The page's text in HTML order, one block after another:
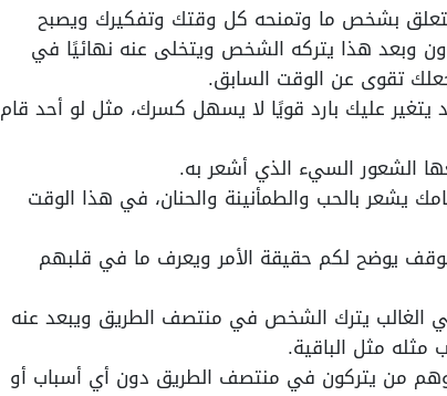
تتعلق بشخص ما وتمنحه كل وقتك وتفكيرك ويصبح
وبعد هذا يتركه الشخص ويتخلى عنه نهائيًا في
تقوى عن الوقت السابق.
عليك بارد قويًا لا يسهل كسرك، مثل لو أحد قام
الشعور السيء الذي أشعر به.
يشعر بالحب والطمأنينة والحنان، في هذا الوقت
يوضح لكم حقيقة الأمر ويعرف ما في قلبهم
يترك الشخص في منتصف الطريق ويبعد عنه
مثل الباقية.
وهم من يتركون في منتصف الطريق دون أي أسباب أو